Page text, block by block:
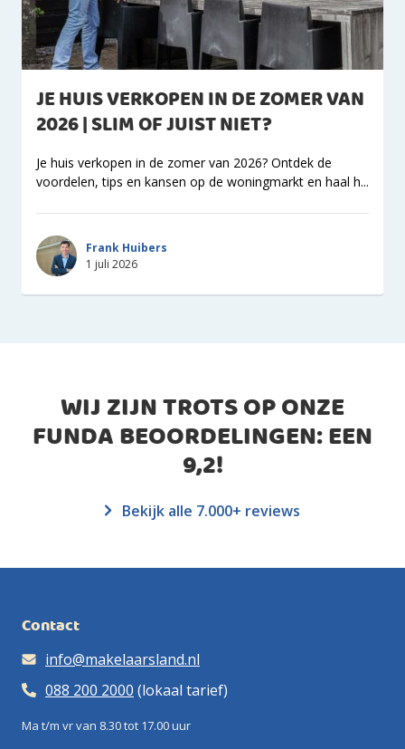
JE HUIS VERKOPEN IN DE ZOMER VAN
2026 | SLIM OF JUIST NIET?
Je huis verkopen in de zomer van 2026? Ontdek de
voordelen, tips en kansen op de woningmarkt en haal h...
Frank Huibers
1 juli 2026
WIJ ZIJN TROTS OP ONZE
FUNDA BEOORDELINGEN: EEN
9,2!
Bekijk alle 7.000+ reviews
Contact
info@makelaarsland.nl
088 200 2000 (lokaal tarief)
Ma t/m vr van 8.30 tot 17.00 uur